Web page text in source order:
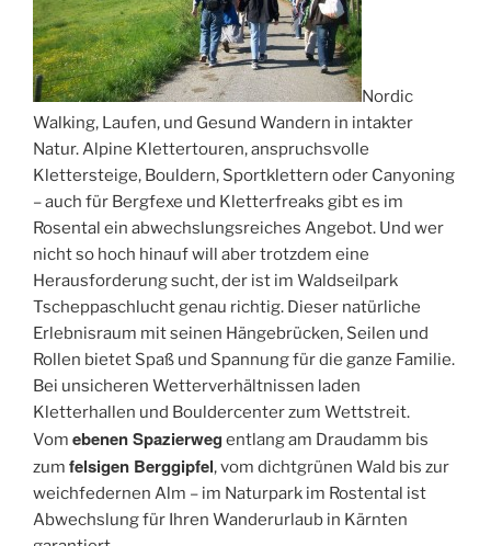
Nordic
Walking, Laufen, und Gesund Wandern in intakter
Natur. Alpine Klettertouren, anspruchsvolle
Klettersteige, Bouldern, Sportklettern oder Canyoning
– auch für Bergfexe und Kletterfreaks gibt es im
Rosental ein abwechslungsreiches Angebot. Und wer
nicht so hoch hinauf will aber trotzdem eine
Herausforderung sucht, der ist im Waldseilpark
Tscheppaschlucht genau richtig. Dieser natürliche
Erlebnisraum mit seinen Hängebrücken, Seilen und
Rollen bietet Spaß und Spannung für die ganze Familie.
Bei unsicheren Wetterverhältnissen laden
Kletterhallen und Bouldercenter zum Wettstreit.
Vom ebenen Spazierweg entlang am Draudamm bis
zum felsigen Berggipfel, vom dichtgrünen Wald bis zur
weichfedernen Alm – im Naturpark im Rostental ist
Abwechslung für Ihren Wanderurlaub in Kärnten